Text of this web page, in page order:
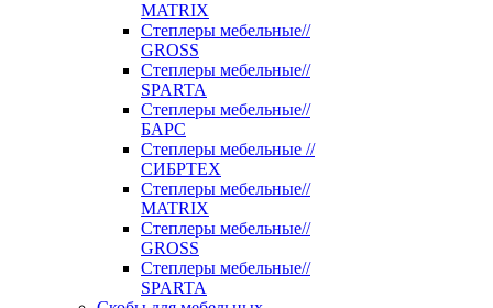
MATRIX
Степлеры мебельные//
GROSS
Степлеры мебельные//
SPARTA
Степлеры мебельные//
БАРС
Степлеры мебельные //
СИБРТЕХ
Степлеры мебельные//
MATRIX
Степлеры мебельные//
GROSS
Степлеры мебельные//
SPARTA